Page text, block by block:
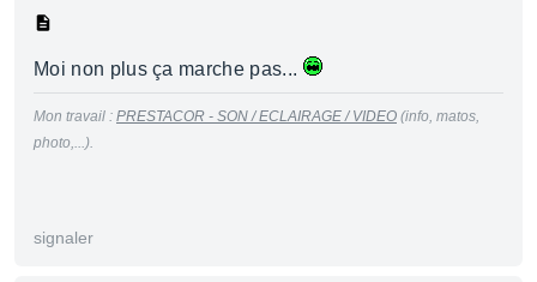
Moi non plus ça marche pas...
Mon travail : PRESTACOR - SON / ECLAIRAGE / VIDEO (info, matos,
photo,...).
signaler